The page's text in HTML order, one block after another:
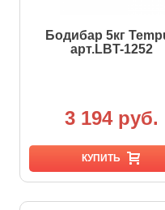
Бодибар 5кг
арт.LBT-1252
3 194 руб.
КУПИТЬ